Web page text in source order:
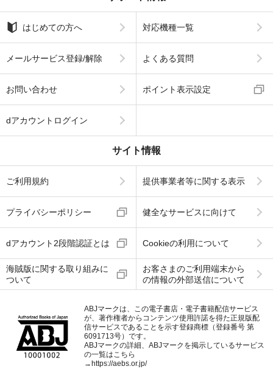
はじめての方へ 対応機種一覧
メールサービス登録/解除 よくある質問
お問い合わせ ポイント表示設定
dアカウントログイン
サイト情報
ご利用規約 提供事業者等に関する表示
プライバシーポリシー 健全なサービスに向けて
dアカウント2段階認証とは Cookieの利用について
海賊版に関する取り組みに
ついて
お客さまのご利用端末から
の情報の外部送信について
ABJマークは、この電子書店・電子書籍配信サービス
が、著作権者からコンテンツ使用許諾を得た正規版配
信サービスであることを示す登録商標（登録番号 第
6091713号）です。
ABJマークの詳細、ABJマークを掲示しているサービス
の一覧はこちら
→ https://aebs.or.jp/